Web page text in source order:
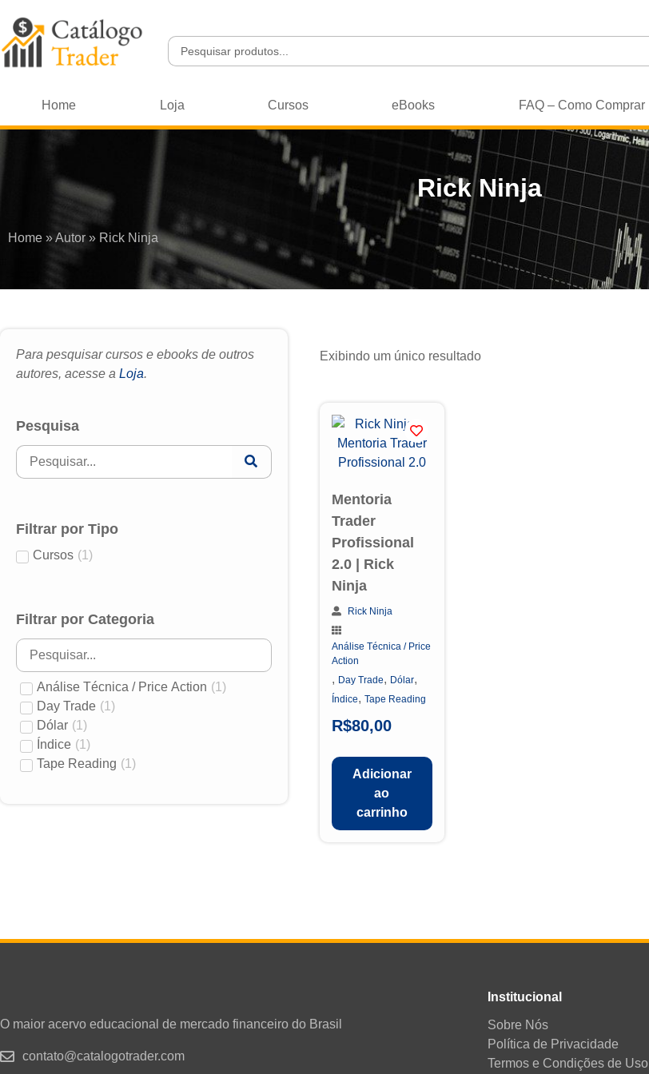
Home Loja Cursos eBooks FAQ – Como Comprar
Rick Ninja
Home »Autor » Rick Ninja
Para pesquisar cursos e ebooks de outros
autores, acesse a Loja.
Pesquisa
Filtrar por Tipo
Cursos (1 )
Filtrar por Categoria
Análise Técnica / Price Action (1 )
Day Trade (1 )
Dólar (1 )
Índice (1 )
Tape Reading (1 )
Exibindo um único resultado
Mentoria
Trader
Profissional
2.0 | Rick
Ninja
Rick Ninja
Análise Técnica / Price
Action
, Day Trade, Dólar,
Índice, Tape Reading
R$80,00
Adicionar
ao
carrinho
O maior acervo educacional de mercado financeiro do Brasil
contato@catalogotrader.com
Institucional
Sobre Nós
Política de Privacidade
Termos e Condições de Uso